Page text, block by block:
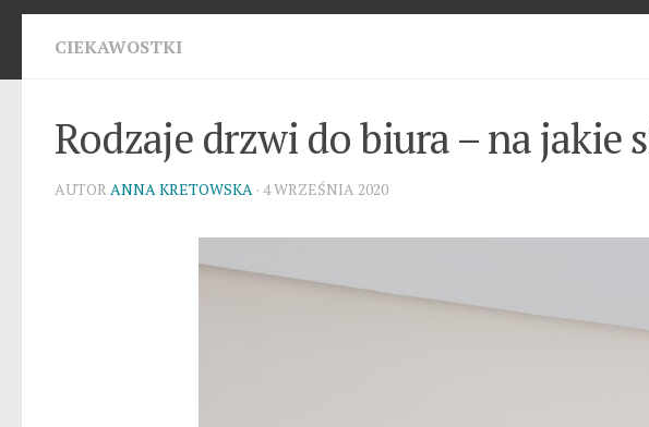
CIEKAWOSTKI
Rodzaje drzwi do biura – na jakie
AUTOR ANNA KRETOWSKA · 4 WRZEŚNIA 2020